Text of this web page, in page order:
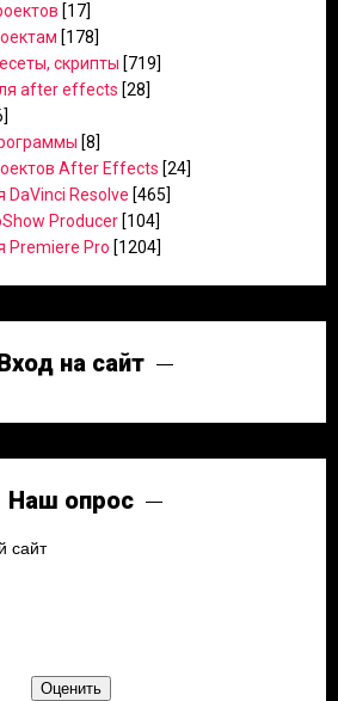
[17]
[178]
скрипты [719]
after effects [28]
[8]
After Effects [24]
DaVinci Resolve [465]
Producer [104]
Premiere Pro [1204]
на сайт
Наш опрос
сайт